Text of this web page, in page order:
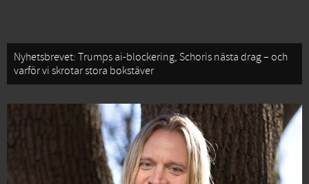
Nyhetsbrevet: Trumps ai-blockering, Schoris nästa drag – och
varför vi skrotar stora bokstäver